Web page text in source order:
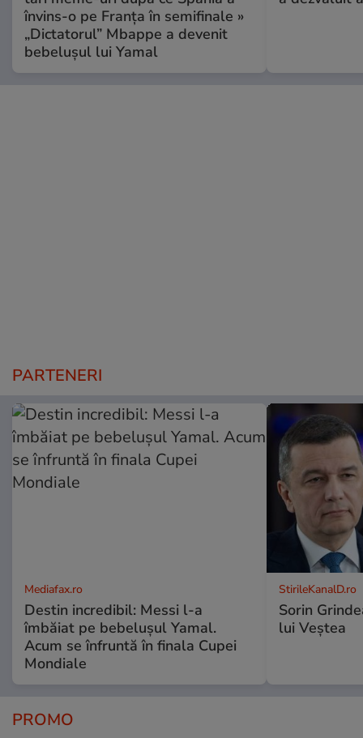
învins-o pe Franța în semifinale »
„Dictatorul” Mbappe a devenit
bebelușul lui Yamal
PARTENERI
Mediafax.ro
Destin incredibil: Messi l-a
îmbăiat pe bebelușul Yamal.
Acum se înfruntă în finala Cupei
Mondiale
StirileKanalD.ro
Sorin
lui Veștea
PROMO